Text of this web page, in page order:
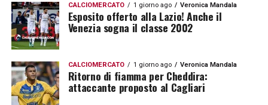
CALCIOMERCATO 1 giorno ago Veronica Mandala
Esposito offerto alla Lazio! Anche il
Venezia sogna il classe 2002
CALCIOMERCATO 1 giorno ago Veronica Mandala
Ritorno di fiamma per Cheddira:
attaccante proposto al Cagliari